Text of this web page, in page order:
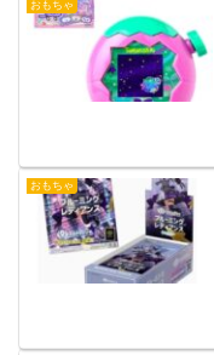
おもちゃ
おもちゃ